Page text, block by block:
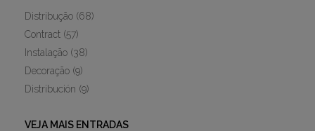
Distribução (68)
Contract (57)
Instalação (38)
Decoração (9)
Distribución (9)
VEJA MAIS ENTRADAS